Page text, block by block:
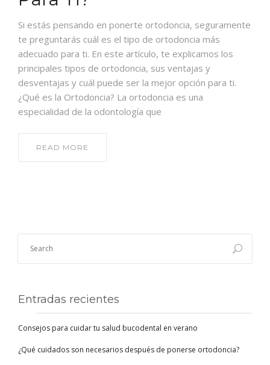
Si estás pensando en ponerte ortodoncia, seguramente
te preguntarás cuál es el tipo de ortodoncia más
adecuado para ti. En este artículo, te explicamos los
principales tipos de ortodoncia, sus ventajas y
desventajas y cuál puede ser la mejor opción para ti.
¿Qué es la Ortodoncia? La ortodoncia es una
especialidad de la odontología que
READ MORE
Entradas recientes
Consejos para cuidar tu salud bucodental en verano
¿Qué cuidados son necesarios después de ponerse ortodoncia?